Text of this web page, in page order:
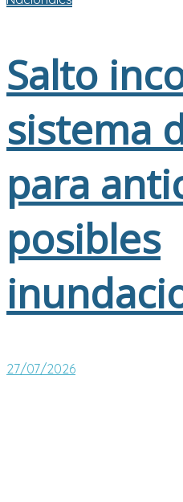
Salto
sistema
para
posibles
27/07/2026